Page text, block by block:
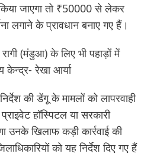
किया जाएगा तो ₹50000 से लेकर
लगाने के प्रावधान बनाए गए हैं।
(मंडुआ) के लिए भी पहाड़ों में
केन्द्र- रेखा आर्या
की डेंगू के मामलों को लापरवाही
हॉस्पिटल या सरकारी
उनके खिलाफ कड़ी कार्रवाई की
को यह निर्देश दिए गए हैं